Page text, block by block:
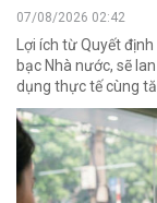
07/08/2026 02:42
Lợi ích từ Quyết
bạc Nhà nước, sẽ
dụng thực tế cùng